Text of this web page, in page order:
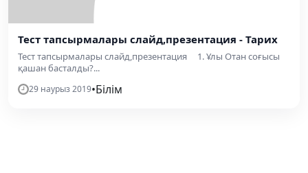
Тест тапсырмалары слайд,презентация - Тарих
Тест тапсырмалары слайд,презентация 1. Ұлы Отан соғысы
қашан басталды?...
29 наурыз 2019•Білім